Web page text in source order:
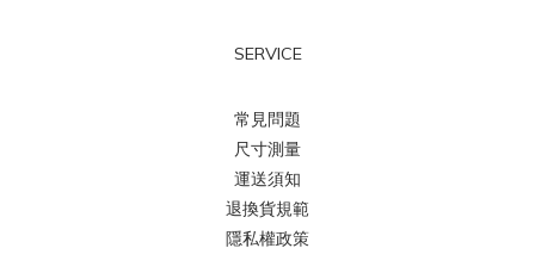
SERVICE
常見問題
尺寸測量
運送須知
退換貨規範
隱私權政策